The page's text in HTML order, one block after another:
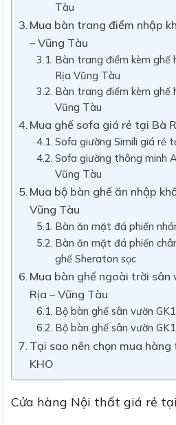
Tàu
Mua bàn trang điểm nhập
– Vũng Tàu
Bàn trang điểm kèm ghế
Rịa Vũng Tàu
Bàn trang điểm kèm ghế
Vũng Tàu
Mua ghế sofa giá rẻ tại Bà
Sofa giường Simili giá rẻ
Sofa giường thông minh
Vũng Tàu
Mua bộ bàn ghế ăn nhập
Vũng Tàu
Bàn ăn mặt đá phiến
Bàn ăn mặt đá phiến
ghế Sheraton sọc
Mua bàn ghế ngoài trời sân
Rịa – Vũng Tàu
Bộ bàn ghế sân vườn
Bộ bàn ghế sân vườn
Tại sao nên chọn mua
KHO
Cửa hàng Nội thất giá rẻ